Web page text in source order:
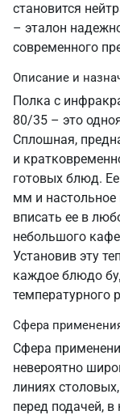
становится
– эталон
современного
Описание и
Полка с
80/35 – это
Сплошная,
и
готовых блюд.
мм и настольное
вписать ее в
небольшого
Установив эту
каждое блюдо
температурного
Сфера
Сфера
невероятно
линиях
перед подачей,